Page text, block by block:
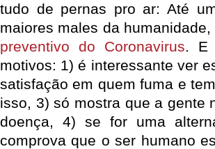
tudo de pernas pro ar: Até
maiores males da
preventivo do Coronavirus. E
motivos: 1) é interessante ver
satisfação em quem fuma e
isso, 3) só mostra que a gente
doença, 4) se for uma
comprova que o ser humano